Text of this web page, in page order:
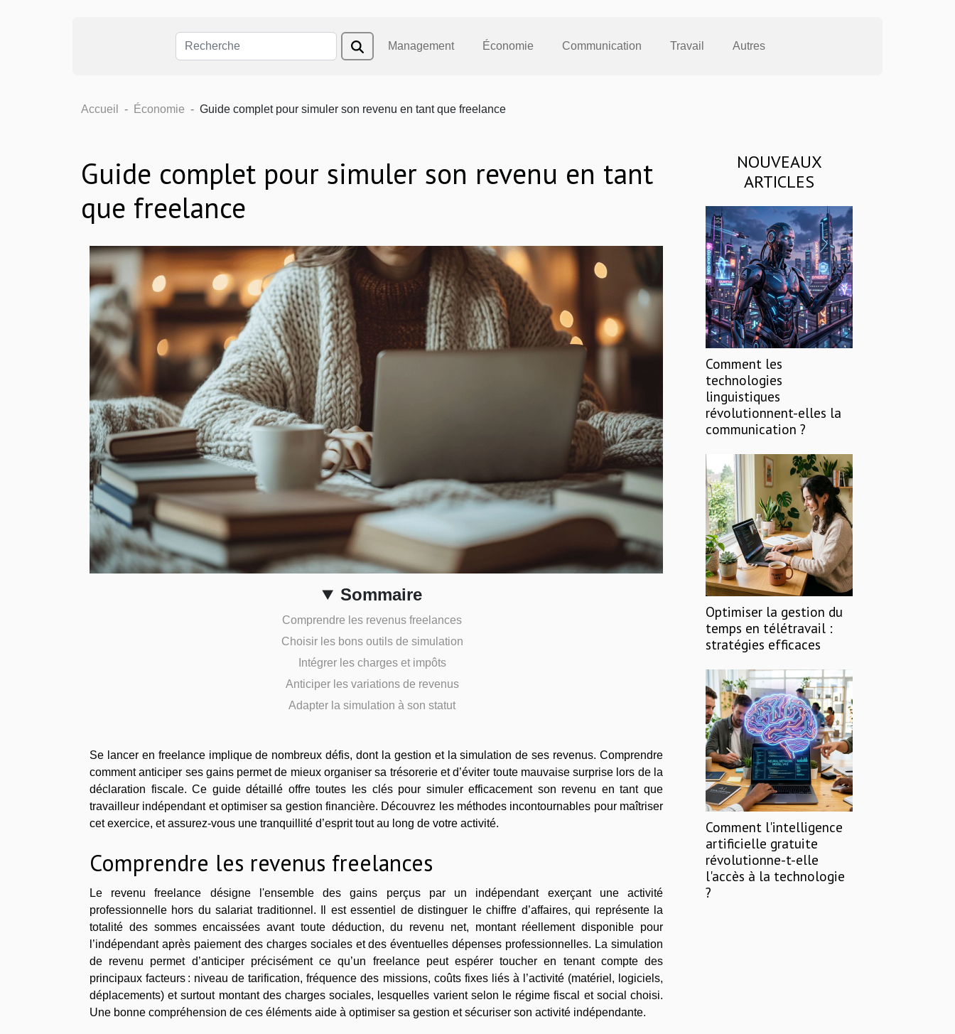
Management Économie Communication Travail Autres
Accueil Économie Guide complet pour simuler son revenu en tant que freelance
Guide complet pour simuler son revenu en tant
que freelance
Sommaire
Comprendre les revenus freelances
Choisir les bons outils de simulation
Intégrer les charges et impôts
Anticiper les variations de revenus
Adapter la simulation à son statut
Se lancer en freelance implique de nombreux défis, dont la gestion et la simulation de ses revenus. Comprendre
comment anticiper ses gains permet de mieux organiser sa trésorerie et d’éviter toute mauvaise surprise lors de la
déclaration fiscale. Ce guide détaillé offre toutes les clés pour simuler efficacement son revenu en tant que
travailleur indépendant et optimiser sa gestion financière. Découvrez les méthodes incontournables pour maîtriser
cet exercice, et assurez-vous une tranquillité d’esprit tout au long de votre activité.
Comprendre les revenus freelances
Le revenu freelance désigne l'ensemble des gains perçus par un indépendant exerçant une activité
professionnelle hors du salariat traditionnel. Il est essentiel de distinguer le chiffre d’affaires, qui représente la
totalité des sommes encaissées avant toute déduction, du revenu net, montant réellement disponible pour
l’indépendant après paiement des charges sociales et des éventuelles dépenses professionnelles. La simulation
de revenu permet d’anticiper précisément ce qu’un freelance peut espérer toucher en tenant compte des
principaux facteurs : niveau de tarification, fréquence des missions, coûts fixes liés à l’activité (matériel, logiciels,
déplacements) et surtout montant des charges sociales, lesquelles varient selon le régime fiscal et social choisi.
Une bonne compréhension de ces éléments aide à optimiser sa gestion et sécuriser son activité indépendante.
NOUVEAUX
ARTICLES
Comment les
technologies
linguistiques
révolutionnent-elles la
communication ?
Optimiser la gestion du
temps en télétravail :
stratégies efficaces
Comment l'intelligence
artificielle gratuite
révolutionne-t-elle
l'accès à la technologie
?